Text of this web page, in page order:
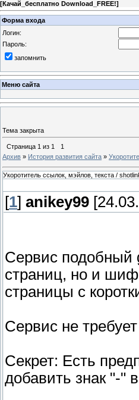
[Качай_бесплатно Download_FREE!]
Форма входа
Логин:
Пароль:
запомнить
Меню сайта
Тема закрыта
Страница 1 из 1
1
Архив » История развития сайта »
Укоротитель ссылок, мэйлов, текста /
[1] anikey99
Сервис подобный
страниц, но и
страницы с
Сервис не
Секрет: Есть
добавить знак "-"